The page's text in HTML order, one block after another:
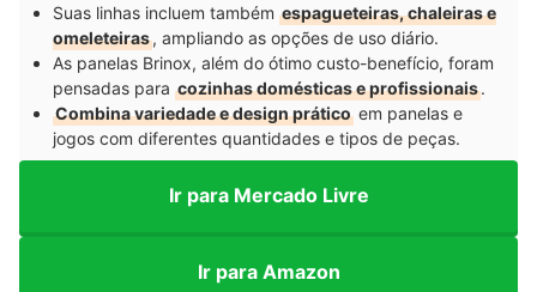
Suas linhas incluem também espagueteiras, chaleiras e
omeleteiras, ampliando as opções de uso diário.
As panelas Brinox, além do ótimo custo-benefício, foram
pensadas para cozinhas domésticas e profissionais.
Combina variedade e design prático em panelas e
jogos com diferentes quantidades e tipos de peças.
Ir para Mercado Livre
Ir para Amazon